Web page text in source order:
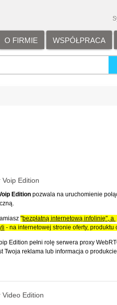
O FIRMIE WSPÓŁPRACA
Edition
Edition pozwala na uruchomienie
"bezpłatną internetową infolinię", a
i - na internetowej stronie oferty,
Edition pełni rolę serwera proxy
Twoja reklama lub informacja o
Video Edition